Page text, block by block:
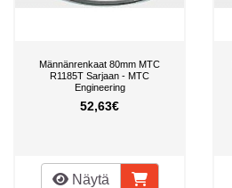
Männänrenkaat 80mm MTC
R1185T Sarjaan - MTC
Engineering
52,63€
Näytä